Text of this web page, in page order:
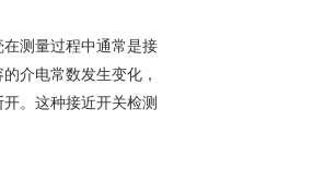
测量过程中通常是接
介电常数发生变化，
。这种接近开关检测